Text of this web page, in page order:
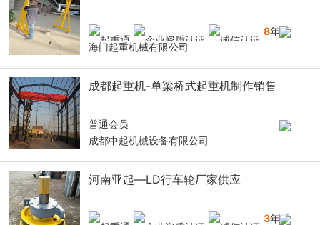
8年
海门起重机械有限公司
成都起重机-单梁桥式起重机制作销售
普通会员
成都中起机械设备有限公司
河南亚起—LD行车轮厂家供应
3年